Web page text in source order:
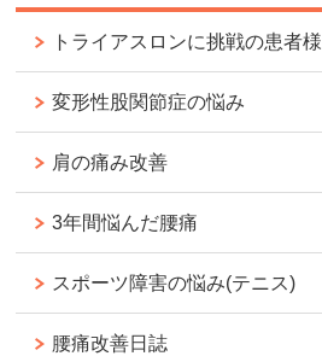
トライアスロンに挑戦の患者様
変形性股関節症の悩み
肩の痛み改善
3年間悩んだ腰痛
スポーツ障害の悩み(テニス)
腰痛改善日誌